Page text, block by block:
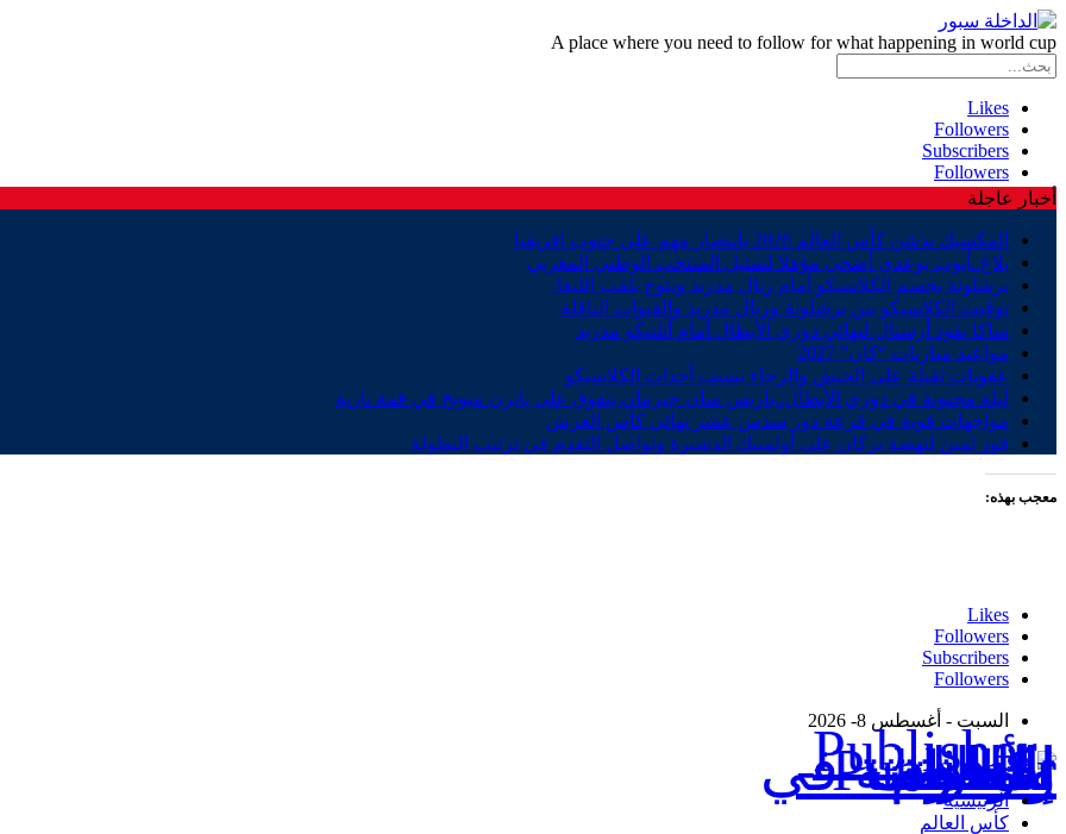
A place where you need to follow for what happening in world cup
Likes
Followers
Subscribers
Followers
أخبار عاجلة
المكسيك تدشن كأس العالم 2026 بانتصار مهم على جنوب إفريقيا
بلاغ..أيوب بوعدي أضحى مؤهلا لتمثيل المنتخب الوطني المغربي
برشلونة يحسم الكلاسيكو أمام ريال مدريد ويتوج بلقب الليغا.
توقيت الكلاسيكو بين برشلونة وريال مدريد والقنوات الناقلة
ساكا يقود أرسنال لنهائي دوري الأبطال أمام أتلتيكو مدريد
مواعيد مباريات “كان” 2027
عقوبات ثقيلة على الجيش والرجاء بسبب أحداث الكلاسيكو
ليلة مجنونة في دوري الأبطال..باريس سان جيرمان يتفوق على بايرن ميونخ في قمة نارية
مواجهات قوية في قرعة دور سدس عشر نهائي كأس العرش
فوز ثمين لنهضة بركان على أولمبيك الدشيرة وتواصل التقدم في ترتيب البطولة
معجب بهذه:
Likes
Followers
Subscribers
Followers
السبت - أغسطس 8- 2026
Publisher - تغطية إخبارية لكافة الأحداث الرياضية في المغرب والعالم.
الرئيسية
كأس العالم